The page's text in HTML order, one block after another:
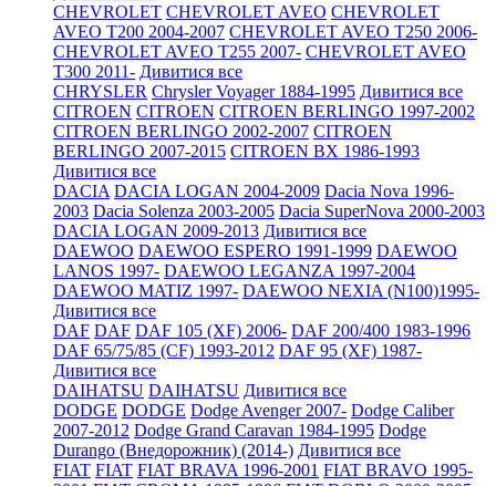
CHEVROLET CHEVROLET AVEO CHEVROLET
AVEO Т200 2004-2007 CHEVROLET AVEO Т250 2006-
CHEVROLET AVEO Т255 2007- CHEVROLET AVEO
Т300 2011- Дивитися все
CHRYSLER Chrysler Voyager 1884-1995 Дивитися все
CITROEN CITROEN CITROEN BERLINGO 1997-2002
CITROEN BERLINGO 2002-2007 CITROEN
BERLINGO 2007-2015 CITROEN BX 1986-1993
Дивитися все
DACIA DACIA LOGAN 2004-2009 Dacia Nova 1996-
2003 Dacia Solenza 2003-2005 Dacia SuperNova 2000-2003
DACIA LOGAN 2009-2013 Дивитися все
DAEWOO DAEWOO ESPERO 1991-1999 DAEWOO
LANOS 1997- DAEWOO LEGANZA 1997-2004
DAEWOO MATIZ 1997- DAEWOO NEXIA (N100)1995-
Дивитися все
DAF DAF DAF 105 (XF) 2006- DAF 200/400 1983-1996
DAF 65/75/85 (CF) 1993-2012 DAF 95 (XF) 1987-
Дивитися все
DAIHATSU DAIHATSU Дивитися все
DODGE DODGE Dodge Avenger 2007- Dodge Caliber
2007-2012 Dodge Grand Caravan 1984-1995 Dodge
Durango (Внедорожник) (2014-) Дивитися все
FIAT FIAT FIAT BRAVA 1996-2001 FIAT BRAVO 1995-